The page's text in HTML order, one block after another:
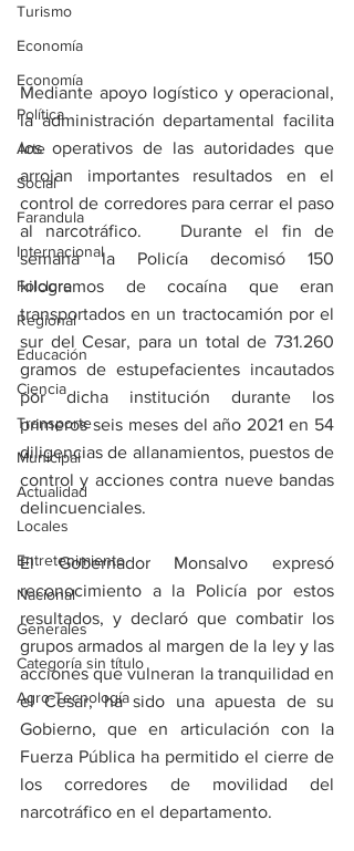
Turismo
Economía
Economía
Política
Arte
Social
Farandula
Internacional
Folclore
Regional
Educación
Ciencia
Transporte
Municipal
Actualidad
Locales
Entretenimiento
Nacional
Generales
Categoría sin título
Agro-Tecnología
Mediante apoyo logístico y operacional,
la administración departamental facilita
los operativos de las autoridades que
arrojan importantes resultados en el
control de corredores para cerrar el paso
al narcotráfico.   Durante el fin de
semana la Policía decomisó 150
kilogramos de cocaína que eran
transportados en un tractocamión por el
sur del Cesar, para un total de 731.260
gramos de estupefacientes incautados
por dicha institución durante los
primeros seis meses del año 2021 en 54
diligencias de allanamientos, puestos de
control y acciones contra nueve bandas
delincuenciales.
El Gobernador Monsalvo expresó
reconocimiento a la Policía por estos
resultados, y declaró que combatir los
grupos armados al margen de la ley y las
acciones que vulneran la tranquilidad en
el Cesar, ha sido una apuesta de su
Gobierno, que en articulación con la
Fuerza Pública ha permitido el cierre de
los corredores de movilidad del
narcotráfico en el departamento.